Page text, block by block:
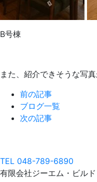
B号棟
また、紹介できそうな写
前の記事
ブログ一覧
次の記事
TEL 048-789-6890
有限会社ジーエム・ビルド